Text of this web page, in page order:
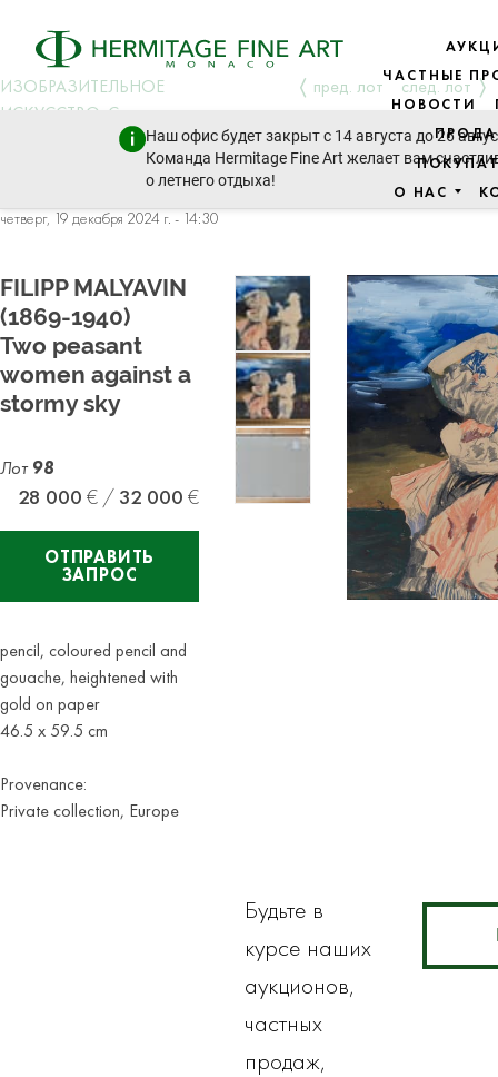
ЧАСТНЫЕ
НОВОСТИ
О НАС
Наш офис будет закрыт с 14 августа до 26
Команда Hermitage Fine Art желает вам
о летнего отдыха!
ИЗОБРАЗИТЕЛЬНОЕ
ИСКУССТВО: Cовременное
искусство и искусство XIX
века, искусство Восточной
четверг, 19 декабря 2024 г. - 14:30
пред. лот след. лот
FILIPP MALYAVIN
(1869-1940)
Two peasant
women against a
stormy sky
Лот 98
28 000 32 000
ОТПРАВИТЬ
ЗАПРОС
pencil, coloured pencil and
gouache, heightened with
gold on paper
46.5 x 59.5 cm
Provenance:
Private collection, Europe
Будьте в
курсе наших
аукционов,
частных
продаж,